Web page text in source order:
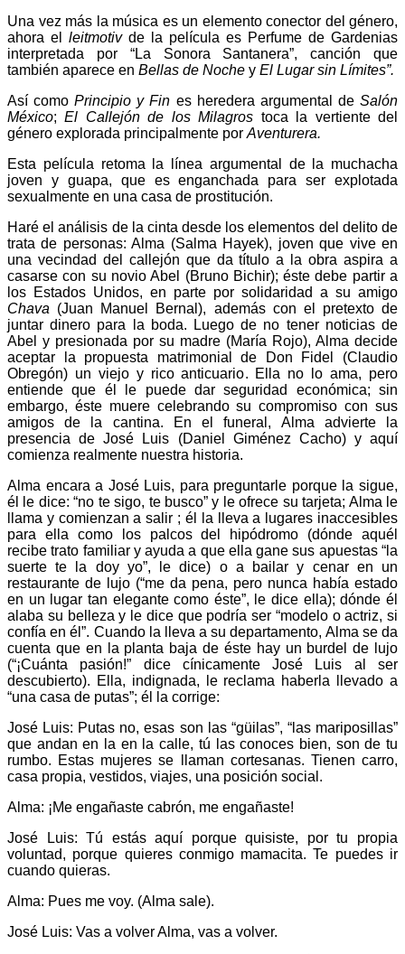
Una vez más la música es un elemento conector del género,
ahora el leitmotivde la película es Perfume de Gardenias
interpretada por “La Sonora Santanera”, canción que
también aparece en Bellas de Noche y El Lugar sin Límites”.
Así comoPrincipio y Fin es heredera argumental deSalón
México;El Callejón de los Milagros toca la vertiente del
género explorada principalmente porAventurera.
Esta película retoma la línea argumental de la muchacha
joven y guapa, que es enganchada para ser explotada
sexualmente en una casa de prostitución.
Haré el análisis de la cinta desde los elementos del delito de
trata de personas: Alma (Salma Hayek), joven que vive en
una vecindad del callejón que da título a la obra aspira a
casarse con su novio Abel (Bruno Bichir); éste debe partir a
los Estados Unidos, en parte por solidaridad a su amigo
Chava (Juan Manuel Bernal), además con el pretexto de
juntar dinero para la boda. Luego de no tener noticias de
Abel y presionada por su madre (María Rojo), Alma decide
aceptar la propuesta matrimonial de Don Fidel (Claudio
Obregón) un viejo y rico anticuario. Ella no lo ama, pero
entiende que él le puede dar seguridad económica; sin
embargo, éste muere celebrando su compromiso con sus
amigos de la cantina. En el funeral, Alma advierte la
presencia de José Luis (Daniel Giménez Cacho) y aquí
comienza realmente nuestra historia.
Alma encara a José Luis, para preguntarle porque la sigue,
él le dice: “no te sigo, te busco” y le ofrece su tarjeta; Alma le
llama y comienzan a salir ; él la lleva a lugares inaccesibles
para ella como los palcos del hipódromo (dónde aquél
recibe trato familiar y ayuda a que ella gane sus apuestas “la
suerte te la doy yo”, le dice) o a bailar y cenar en un
restaurante de lujo (“me da pena, pero nunca había estado
en un lugar tan elegante como éste”, le dice ella); dónde él
alaba su belleza y le dice que podría ser “modelo o actriz, si
confía en él”. Cuando la lleva a su departamento, Alma se da
cuenta que en la planta baja de éste hay un burdel de lujo
(“¡Cuánta pasión!” dice cínicamente José Luis al ser
descubierto). Ella, indignada, le reclama haberla llevado a
“una casa de putas”; él la corrige:
José Luis: Putas no, esas son las “güilas”, “las mariposillas”
que andan en la en la calle, tú las conoces bien, son de tu
rumbo. Estas mujeres se llaman cortesanas. Tienen carro,
casa propia, vestidos, viajes, una posición social.
Alma: ¡Me engañaste cabrón, me engañaste!
José Luis: Tú estás aquí porque quisiste, por tu propia
voluntad, porque quieres conmigo mamacita. Te puedes ir
cuando quieras.
Alma: Pues me voy. (Alma sale).
José Luis: Vas a volver Alma, vas a volver.